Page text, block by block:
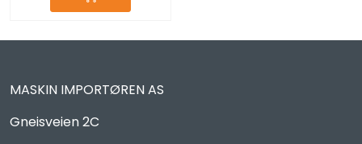
MASKIN IMPORTØREN AS
Gneisveien 2C